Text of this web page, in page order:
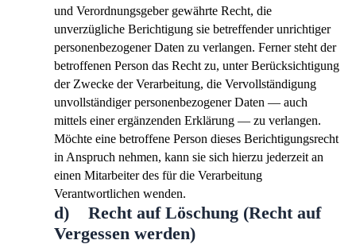
und Verordnungsgeber gewährte Recht, die
unverzügliche Berichtigung sie betreffender unrichtiger
personenbezogener Daten zu verlangen. Ferner steht der
betroffenen Person das Recht zu, unter Berücksichtigung
der Zwecke der Verarbeitung, die Vervollständigung
unvollständiger personenbezogener Daten — auch
mittels einer ergänzenden Erklärung — zu verlangen.
Möchte eine betroffene Person dieses Berichtigungsrecht
in Anspruch nehmen, kann sie sich hierzu jederzeit an
einen Mitarbeiter des für die Verarbeitung
Verantwortlichen wenden.
d) Recht auf Löschung (Recht auf
Vergessen werden)